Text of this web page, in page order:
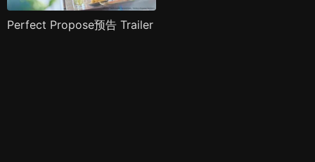
Perfect Propose预告 Trailer